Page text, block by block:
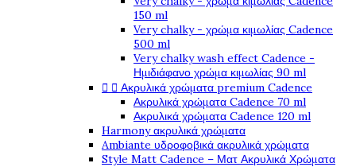
150 ml
Very chalky - χρώμα κιμωλίας Cadence
500 ml
Very chalky wash effect Cadence -
Ημιδιάφανο χρώμα κιμωλίας 90 ml
  Ακρυλικά χρώματα premium Cadence
Ακρυλικά χρώματα Cadence 70 ml
Ακρυλικά χρώματα Cadence 120 ml
Harmony ακρυλικά χρώματα
Ambiante υδροφοβικά ακρυλικά χρώματα
Style Matt Cadence – Ματ Ακρυλικά Χρώματα